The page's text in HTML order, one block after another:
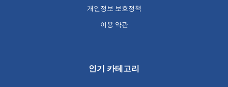
개인정보 보호정책
이용 약관
인기 카테고리